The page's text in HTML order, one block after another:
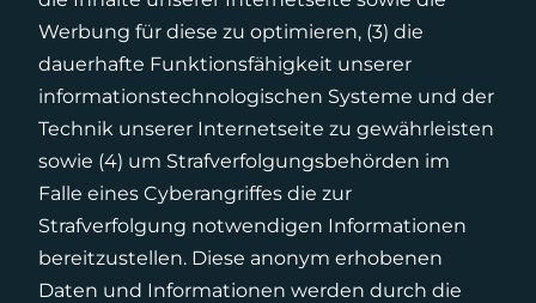
Werbung für diese zu optimieren, (3) die
dauerhafte Funktionsfähigkeit unserer
informationstechnologischen Systeme und der
Technik unserer Internetseite zu gewährleisten
sowie (4) um Strafverfolgungsbehörden im
Falle eines Cyberangriffes die zur
Strafverfolgung notwendigen Informationen
bereitzustellen. Diese anonym erhobenen
Daten und Informationen werden durch die